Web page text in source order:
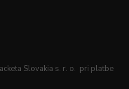
Slovakia s. r. o. pri platbe